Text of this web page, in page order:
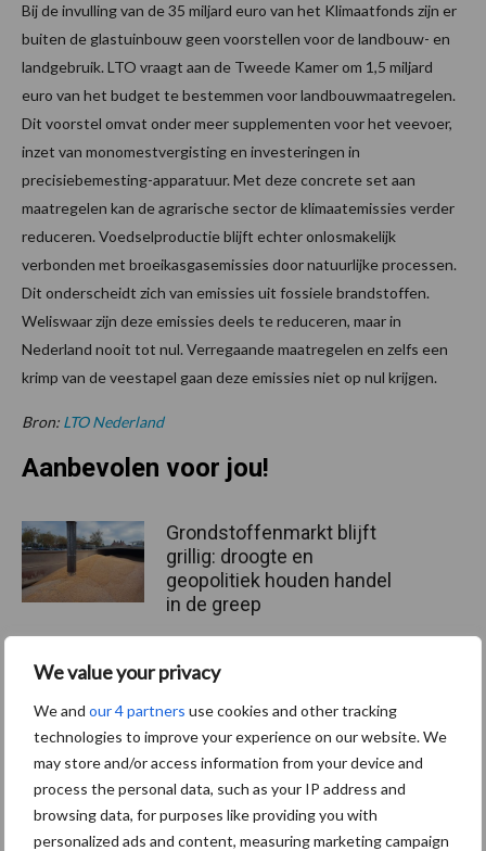
We value your privacy
We and our 4 partners use cookies and other tracking
technologies to improve your experience on our website. We
may store and/or access information from your device and
process the personal data, such as your IP address and
browsing data, for purposes like providing you with
personalized ads and content, measuring marketing campaign
Bij de invulling van de 35 miljard euro van het Klimaatfonds zijn er
buiten de glastuinbouw geen voorstellen voor de landbouw- en
landgebruik. LTO vraagt aan de Tweede Kamer om 1,5 miljard
euro van het budget te bestemmen voor landbouwmaatregelen.
Dit voorstel omvat onder meer supplementen voor het veevoer,
inzet van monomestvergisting en investeringen in
precisiebemesting-apparatuur. Met deze concrete set aan
maatregelen kan de agrarische sector de klimaatemissies verder
reduceren. Voedselproductie blijft echter onlosmakelijk
verbonden met broeikasgasemissies door natuurlijke processen.
Dit onderscheidt zich van emissies uit fossiele brandstoffen.
Weliswaar zijn deze emissies deels te reduceren, maar in
Nederland nooit tot nul. Verregaande maatregelen en zelfs een
krimp van de veestapel gaan deze emissies niet op nul krijgen.
Bron: LTO Nederland
Aanbevolen voor jou!
Grondstoffenmarkt blijft
grillig: droogte en
geopolitiek houden handel
in de greep
De speenhuid: een vaak
onderschatte risicofactor
ForFarmers ziet volume en
marktaandeel groeien in